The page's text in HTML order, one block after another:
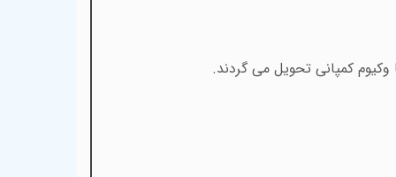
کمپانی تحویل می گردند.